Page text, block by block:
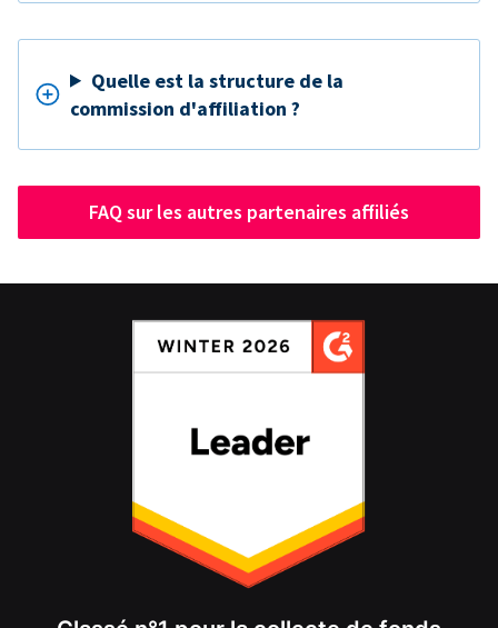
Quelle est la structure de la
commission d'affiliation ?
FAQ sur les autres partenaires affiliés